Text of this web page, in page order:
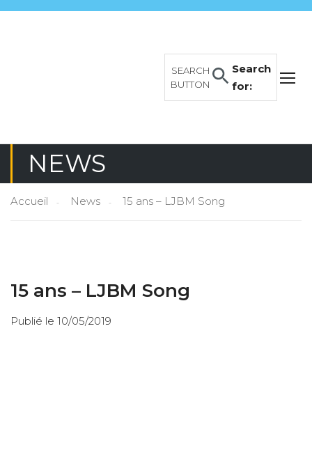
Search
for:
SEARCH
BUTTON
NEWS
Accueil News 15 ans – LJBM Song
15 ans – LJBM Song
Publié le 10/05/2019